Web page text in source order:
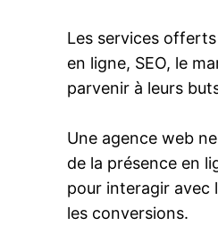
Les services
en ligne, SEO, le
parvenir à leurs
Une agence web
de la présence en
pour interagir avec
les conversions.